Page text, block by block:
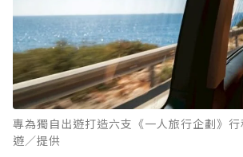
專為獨自出遊打造六支《一人旅行企劃》
遊／提供